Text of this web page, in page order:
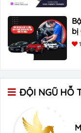
bị
ĐỘI NGŨ HỖ